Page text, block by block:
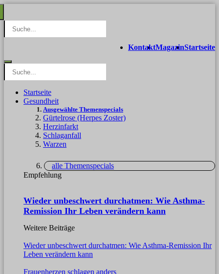
Startseite
Magazin
Kontakt
Startseite
Gesundheit
Ausgewählte Themenspecials
Gürtelrose (Herpes Zoster)
Herzinfarkt
Schlaganfall
Warzen
alle Themenspecials
Empfehlung
Wieder unbeschwert durchatmen: Wie Asthma-
Remission Ihr Leben verändern kann
Weitere Beiträge
Wieder unbeschwert durchatmen: Wie Asthma-Remission Ihr
Leben verändern kann
Frauenherzen schlagen anders